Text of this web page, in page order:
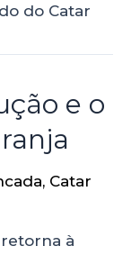
do Catar
e o
, Catar
à